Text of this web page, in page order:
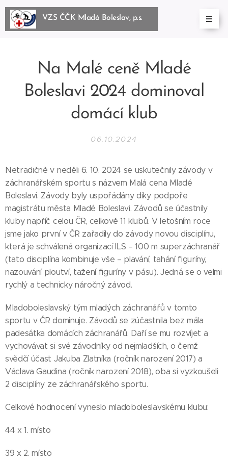
VZS ČČK Mladá Boleslav, p.s.
BoleslBoleslav, p.s.
Na Malé ceně Mladé
Boleslavi 2024 dominoval
domácí klub
06.10.2024
Netradičně v neděli 6. 10. 2024 se uskutečnily závody v
záchranářském sportu s názvem Malá cena Mladé
Boleslavi. Závody byly uspořádány díky podpoře
magistrátu města Mladé Boleslavi. Závodů se účastnily
kluby napříč celou ČR, celkově 11 klubů. V letošním roce
jsme jako první v ČR zařadily do závody novou disciplínu,
která je schválená organizací ILS – 100 m superzáchranář
(tato disciplína kombinuje vše – plavání, tahání figuríny,
nazouvání ploutví, tažení figuríny v pásu). Jedná se o velmi
rychlý a technicky náročný závod.
Mladoboleslavský tým mladých záchranářů v tomto
sportu v ČR dominuje. Závodů se zúčastnila bez mála
padesátka domácích záchranářů. Daří se mu rozvíjet a
vychovávat si své závodníky od nejmladších, o čemž
svědčí účast Jakuba Zlatníka (ročník narození 2017) a
Václava Gaudina (ročník narození 2018), oba si vyzkoušeli
2 disciplíny ze záchranářského sportu.
Celkové hodnocení vyneslo mladoboleslavskému klubu:
44 x 1. místo
39 x 2. místo